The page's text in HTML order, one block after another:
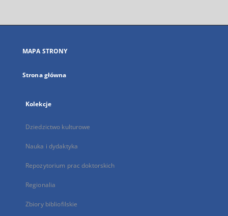
się
karcie
MAPA STRONY
Strona główna
Kolekcje
Dziedzictwo kulturowe
Nauka i dydaktyka
Repozytorium prac doktorskich
Regionalia
Zbiory bibliofilskie